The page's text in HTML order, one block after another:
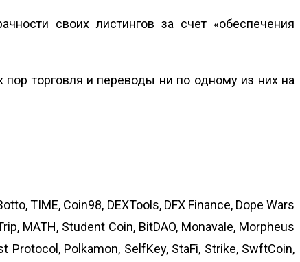
своих листингов за счет «обеспечения
торговля и переводы ни по одному из них на
TIME, Coin98, DEXTools, DFX Finance, Dope Wars
MATH, Student Coin, BitDAO, Monavale, Morpheus
Protocol, Polkamon, SelfKey, StaFi, Strike, SwftCoin,